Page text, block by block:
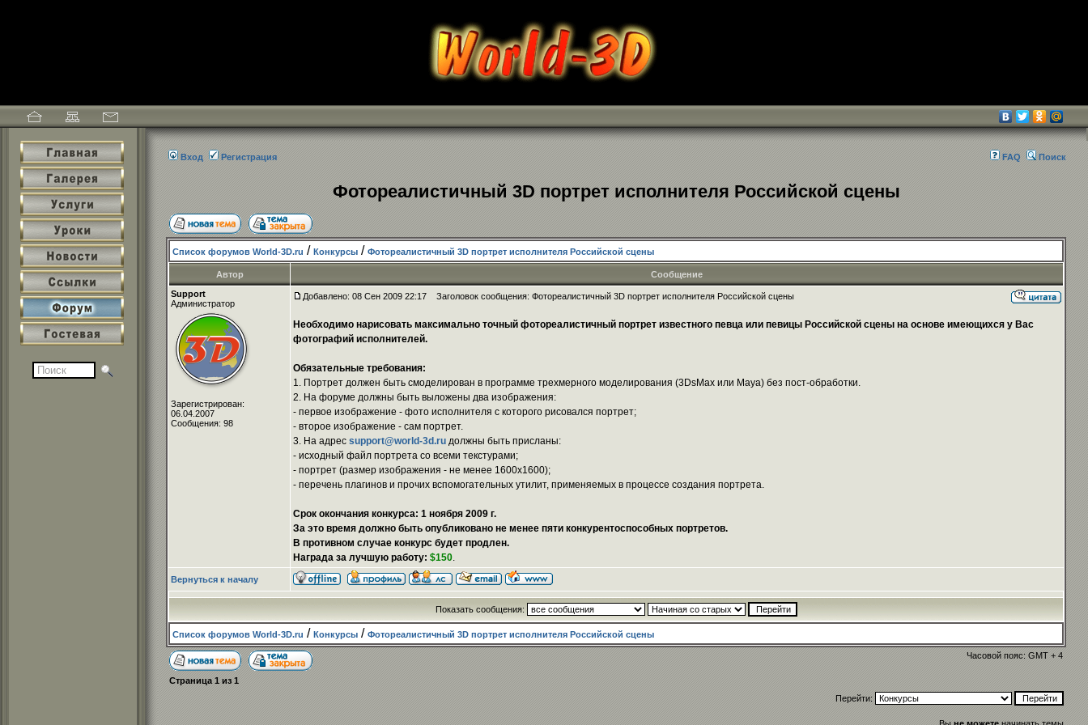
Вход Регистрация FAQ Поиск
Фотореалистичный 3D портрет исполнителя Российской сцены
Список форумов World-3D.ru / Конкурсы / Фотореалистичный 3D портрет исполнителя Российской сцены
Автор
Сообщение
Support
Администратор
Зарегистрирован:
06.04.2007
Сообщения: 98
Добавлено: 08 Сен 2009 22:17 Заголовок сообщения: Фотореалистичный 3D портрет исполнителя Российской сцены
Необходимо нарисовать максимально точный фотореалистичный портрет известного певца или певицы Российской сцены на основе имеющихся у Вас
фотографий исполнителей.
Обязательные требования:
1. Портрет должен быть смоделирован в программе трехмерного моделирования (3DsMax или Maya) без пост-обработки.
2. На форуме должны быть выложены два изображения:
- первое изображение - фото исполнителя с которого рисовался портрет;
- второе изображение - сам портрет.
3. На адрес support@world-3d.ru должны быть присланы:
- исходный файл портрета со всеми текстурами;
- портрет (размер изображения - не менее 1600x1600);
- перечень плагинов и прочих вспомогательных утилит, применяемых в процессе создания портрета.
Срок окончания конкурса: 1 ноября 2009 г.
За это время должно быть опубликовано не менее пяти конкурентоспособных портретов.
В противном случае конкурс будет продлен.
Награда за лучшую работу: $150.
Вернуться к началу
Показать сообщения:
Список форумов World-3D.ru / Конкурсы / Фотореалистичный 3D портрет исполнителя Российской сцены
Часовой пояс: GMT + 4
Страница 1 из 1
Перейти: